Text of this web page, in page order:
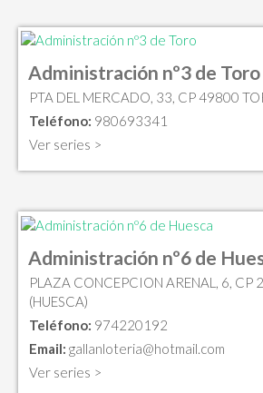
Administración nº3 de Toro
PTA DEL MERCADO, 33, CP 49800
Teléfono: 980693341
Ver series >
Administración nº6 de
PLAZA CONCEPCION ARENAL, 6, CP
(HUESCA)
Teléfono: 974220192
Email: gallanloteria@hotmail.com
Ver series >